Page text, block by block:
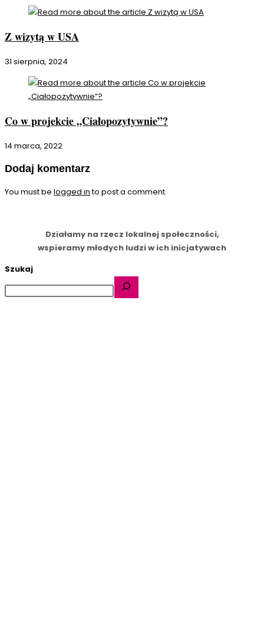
Z wizytą w USA
31 sierpnia, 2024
Co w projekcie „Ciałopozytywnie”?
14 marca, 2022
Dodaj komentarz
You must be logged into post a comment.
Działamy na rzecz lokalnej społeczności,
wspieramy młodych ludzi w ich inicjatywach
Szukaj